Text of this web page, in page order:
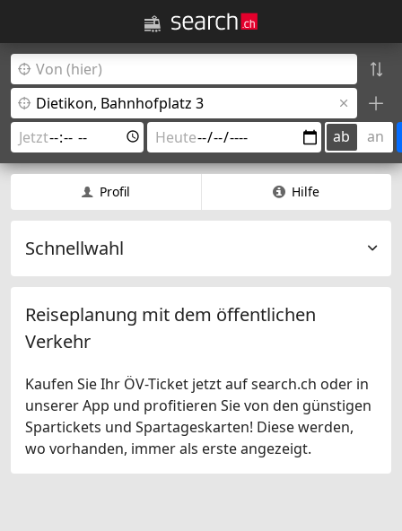
ab an
Profil Hilfe
Schnellwahl
Reiseplanung mit dem öffentlichen
Verkehr
Kaufen Sie Ihr ÖV-Ticket jetzt auf search.ch oder in
unserer App und profitieren Sie von den günstigen
Spartickets und Spartageskarten! Diese werden,
wo vorhanden, immer als erste angezeigt.